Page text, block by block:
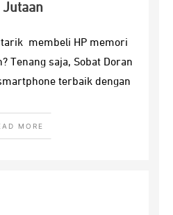
Jutaan
membeli HP memori
Tenang saja, Sobat Doran
terbaik dengan
MORE